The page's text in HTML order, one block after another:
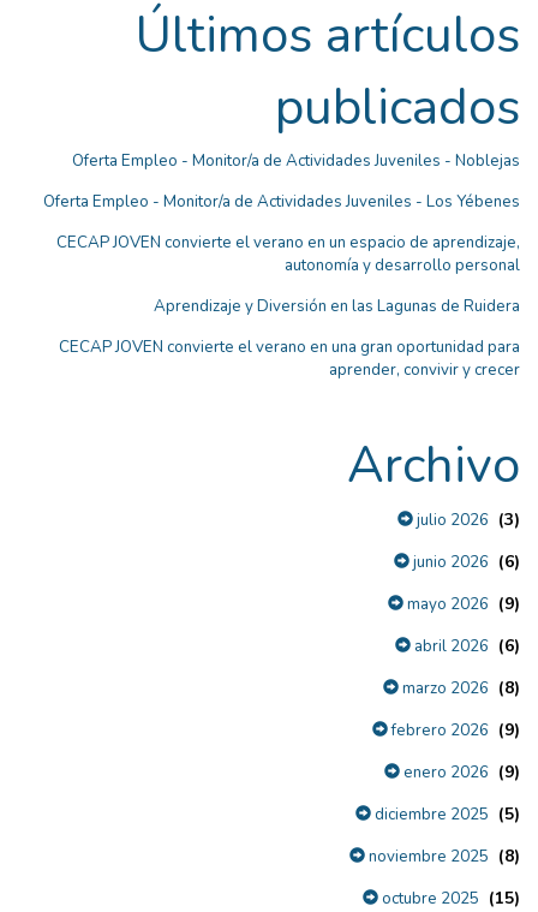
Últimos artículos
publicados
Oferta Empleo - Monitor/a de Actividades Juveniles - Noblejas
Oferta Empleo - Monitor/a de Actividades Juveniles - Los Yébenes
CECAP JOVEN convierte el verano en un espacio de aprendizaje,
autonomía y desarrollo personal
Aprendizaje y Diversión en las Lagunas de Ruidera
CECAP JOVEN convierte el verano en una gran oportunidad para
aprender, convivir y crecer
Archivo
julio 2026 (3)
junio 2026 (6)
mayo 2026 (9)
abril 2026 (6)
marzo 2026 (8)
febrero 2026 (9)
enero 2026 (9)
diciembre 2025 (5)
noviembre 2025 (8)
octubre 2025 (15)